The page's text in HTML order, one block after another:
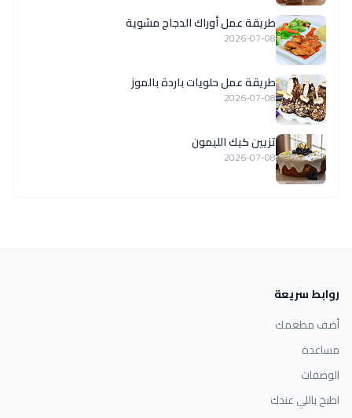
طريقة عمل أوراك الدجاج مشوية
2026-07-08
طريقة عمل حلويات باردة بالموز
2026-07-08
تزيين كيك الليمون
2026-07-08
روابط سريعة
أضف مطعمك
مساعدة
الوصفات
اطبخ باللي عندك